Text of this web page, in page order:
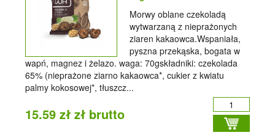
Morwy oblane czekoladą
wytwarzaną z nieprażonych
ziaren kakaowca.Wspaniała,
pyszna przekąska, bogata w
wapń, magnez i żelazo. waga: 70gskładniki: czekolada
65% (nieprażone ziarno kakaowca*, cukier z kwiatu
palmy kokosowej*, tłuszcz...
15.59 zł zł brutto